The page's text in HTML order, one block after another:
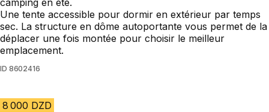
camping en été.
Une tente accessible pour dormir en extérieur par temps
sec. La structure en dôme autoportante vous permet de la
déplacer une fois montée pour choisir le meilleur
emplacement.
ID 8602416
8 000 DZD